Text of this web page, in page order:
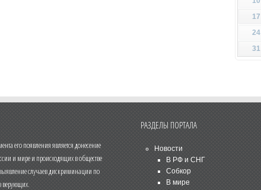
17
24
31
его появления является донесение
и мире и происходящих в обществе
случаев дискриминации по
РАЗДЕЛЫ ПОРТАЛА
Новости
В РФ и СНГ
Собкор
В мире